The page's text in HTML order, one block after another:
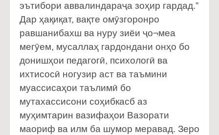
эътибори аввалиндараҷа зоҳир гардад.”
Дар ҳақиқат, вақте омӯзгоронро
равшанибахш ва нуру зиёи ҷо¬меа
мегӯем, мусаллаҳ гардондани онҳо бо
донишҳои педагогӣ, психологӣ ва
ихтисосӣ ногузир аст ва таъмини
муассисаҳои таълимӣ бо
мутахассисони соҳибкасб аз
муҳимтарин вазифаҳои Вазорати
маориф ва илм ба шумор меравад. Зеро